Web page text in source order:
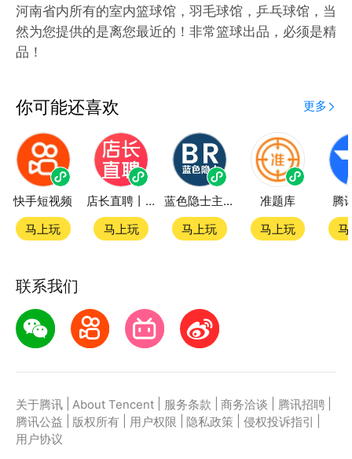
河南省内所有的室内篮球馆，羽毛球馆，乒乓球馆，当
然为您提供的是离您最近的！非常篮球出品，必须是精
品！
你可能还喜欢 更多
快手短视频
马上玩
店长直聘丨求职招聘找工作
马上玩
蓝色隐士主题站
马上玩
准题库
马上玩
腾
联系我们
关于腾讯 About Tencent 服务条款 商务洽谈 腾讯招聘
腾讯公益
版权所有 用户权限 隐私政策 侵权投诉指引
用户协议